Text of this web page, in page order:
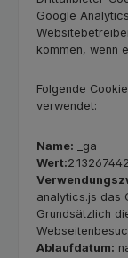
Google
kommen, wenn
Folgende
verwendet:
Name: _ga
Wert:
analytics.js das
Grundsätzlich
Ablaufdatum: